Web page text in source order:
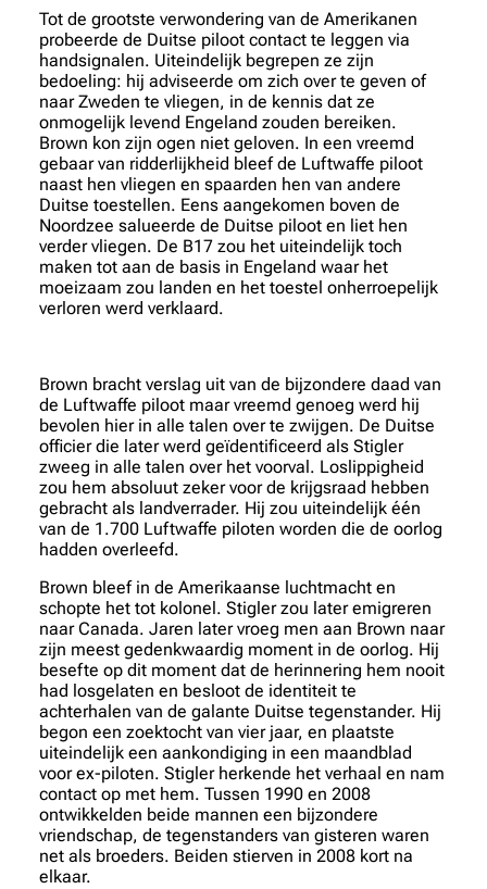
Tot de grootste verwondering van de Amerikanen
probeerde de Duitse piloot contact te leggen via
handsignalen. Uiteindelijk begrepen ze zijn
bedoeling: hij adviseerde om zich over te geven of
naar Zweden te vliegen, in de kennis dat ze
onmogelijk levend Engeland zouden bereiken.
Brown kon zijn ogen niet geloven. In een vreemd
gebaar van ridderlijkheid bleef de Luftwaffe piloot
naast hen vliegen en spaarden hen van andere
Duitse toestellen. Eens aangekomen boven de
Noordzee salueerde de Duitse piloot en liet hen
verder vliegen. De B17 zou het uiteindelijk toch
maken tot aan de basis in Engeland waar het
moeizaam zou landen en het toestel onherroepelijk
verloren werd verklaard.
Brown bracht verslag uit van de bijzondere daad van
de Luftwaffe piloot maar vreemd genoeg werd hij
bevolen hier in alle talen over te zwijgen. De Duitse
officier die later werd geïdentificeerd als Stigler
zweeg in alle talen over het voorval. Loslippigheid
zou hem absoluut zeker voor de krijgsraad hebben
gebracht als landverrader. Hij zou uiteindelijk één
van de 1.700 Luftwaffe piloten worden die de oorlog
hadden overleefd.
Brown bleef in de Amerikaanse luchtmacht en
schopte het tot kolonel. Stigler zou later emigreren
naar Canada. Jaren later vroeg men aan Brown naar
zijn meest gedenkwaardig moment in de oorlog. Hij
besefte op dit moment dat de herinnering hem nooit
had losgelaten en besloot de identiteit te
achterhalen van de galante Duitse tegenstander. Hij
begon een zoektocht van vier jaar, en plaatste
uiteindelijk een aankondiging in een maandblad
voor ex-piloten. Stigler herkende het verhaal en nam
contact op met hem. Tussen 1990 en 2008
ontwikkelden beide mannen een bijzondere
vriendschap, de tegenstanders van gisteren waren
net als broeders. Beiden stierven in 2008 kort na
elkaar.